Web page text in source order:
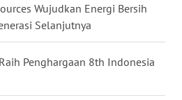
Wujudkan Energi Bersih
Selanjutnya
Penghargaan 8th Indonesia